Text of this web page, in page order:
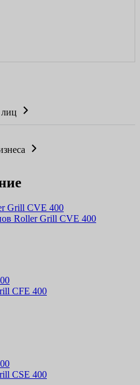
лиц
Roller Grill CVE 400
CFE 400
CSE 400